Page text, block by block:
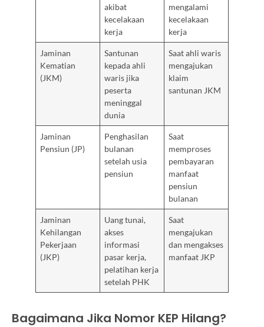
akibat
kecelakaan
kerja
mengalami
kecelakaan
kerja
Jaminan
Kematian
(JKM)
Santunan
kepada ahli
waris jika
peserta
meninggal
dunia
Saat ahli waris
mengajukan
klaim
santunan JKM
Jaminan
Pensiun (JP)
Penghasilan
bulanan
setelah usia
pensiun
Saat
memproses
pembayaran
manfaat
pensiun
bulanan
Jaminan
Kehilangan
Pekerjaan
(JKP)
Uang tunai,
akses
informasi
pasar kerja,
pelatihan kerja
setelah PHK
Saat
mengajukan
dan mengakses
manfaat JKP
Bagaimana Jika Nomor KEP Hilang?